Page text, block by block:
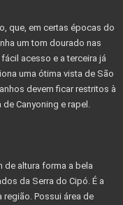
que, em certas épocas do
um tom dourado nas
acesso e a terceira já
uma ótima vista de São
devem ficar restritos à
Canyoning e rapel.
de altura forma a bela
da Serra do Cipó. É a
região. Possui área de